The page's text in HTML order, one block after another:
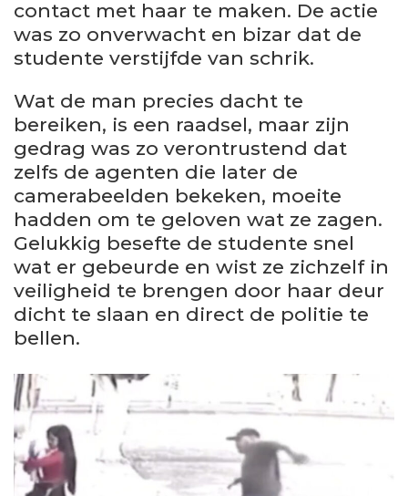
contact met haar te maken. De actie
was zo onverwacht en bizar dat de
studente verstijfde van schrik.
Wat de man precies dacht te
bereiken, is een raadsel, maar zijn
gedrag was zo verontrustend dat
zelfs de agenten die later de
camerabeelden bekeken, moeite
hadden om te geloven wat ze zagen.
Gelukkig besefte de studente snel
wat er gebeurde en wist ze zichzelf in
veiligheid te brengen door haar deur
dicht te slaan en direct de politie te
bellen.